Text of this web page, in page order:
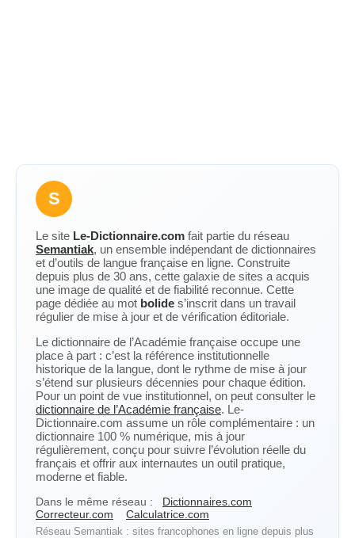
S
Le site Le-Dictionnaire.com fait partie du réseau
Semantiak, un ensemble indépendant de dictionnaires
et d’outils de langue française en ligne. Construite
depuis plus de 30 ans, cette galaxie de sites a acquis
une image de qualité et de fiabilité reconnue. Cette
page dédiée au mot bolide s’inscrit dans un travail
régulier de mise à jour et de vérification éditoriale.
Le dictionnaire de l’Académie française occupe une
place à part : c’est la référence institutionnelle
historique de la langue, dont le rythme de mise à jour
s’étend sur plusieurs décennies pour chaque édition.
Pour un point de vue institutionnel, on peut consulter le
dictionnaire de l’Académie française. Le-
Dictionnaire.com assume un rôle complémentaire : un
dictionnaire 100 % numérique, mis à jour
régulièrement, conçu pour suivre l’évolution réelle du
français et offrir aux internautes un outil pratique,
moderne et fiable.
Dans le même réseau :
Dictionnaires.com
Correcteur.com
Calculatrice.com
Réseau Semantiak : sites francophones en ligne depuis plus